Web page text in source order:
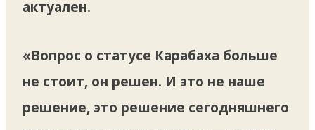
актуален.
«Вопрос о статусе Карабаха больше
не стоит, он решен. И это не наше
решение, это решение сегодняшнего